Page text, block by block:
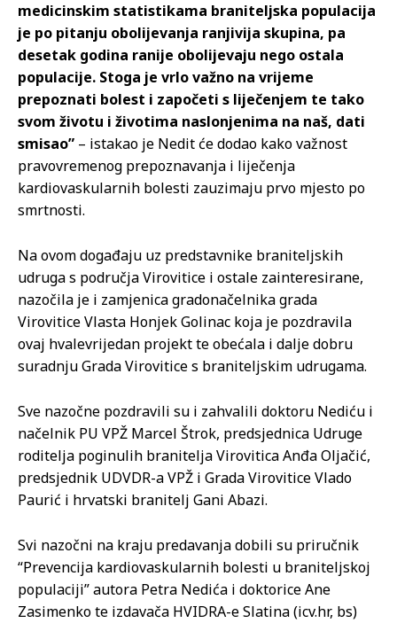
medicinskim statistikama braniteljska populacija
je po pitanju obolijevanja ranjivija skupina, pa
desetak godina ranije obolijevaju nego ostala
populacije. Stoga je vrlo važno na vrijeme
prepoznati bolest i započeti s liječenjem te tako
svom životu i životima naslonjenima na naš, dati
smisao” – istakao je Nedit će dodao kako važnost
pravovremenog prepoznavanja i liječenja
kardiovaskularnih bolesti zauzimaju prvo mjesto po
smrtnosti.
Na ovom događaju uz predstavnike braniteljskih
udruga s područja Virovitice i ostale zainteresirane,
nazočila je i zamjenica gradonačelnika grada
Virovitice Vlasta Honjek Golinac koja je pozdravila
ovaj hvalevrijedan projekt te obećala i dalje dobru
suradnju Grada Virovitice s braniteljskim udrugama.
Sve nazočne pozdravili su i zahvalili doktoru Nediću i
načelnik PU VPŽ Marcel Štrok, predsjednica Udruge
roditelja poginulih branitelja Virovitica Anđa Oljačić,
predsjednik UDVDR-a VPŽ i Grada Virovitice Vlado
Paurić i hrvatski branitelj Gani Abazi.
Svi nazočni na kraju predavanja dobili su priručnik
“Prevencija kardiovaskularnih bolesti u braniteljskoj
populaciji” autora Petra Nedića i doktorice Ane
Zasimenko te izdavača HVIDRA-e Slatina (icv.hr, bs)